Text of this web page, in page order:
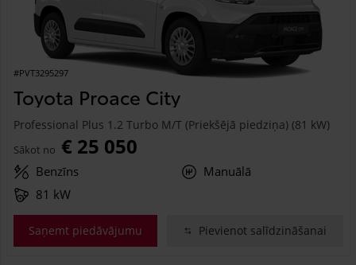
#PVT3295297
Toyota Proace City
Professional Plus 1.2 Turbo M/T (Priekšējā piedziņa) (81 kW)
Sākot no € 25 050
Benzīns
Manuālā
81 kW
Saņemt piedāvājumu Pievienot salīdzināšanai